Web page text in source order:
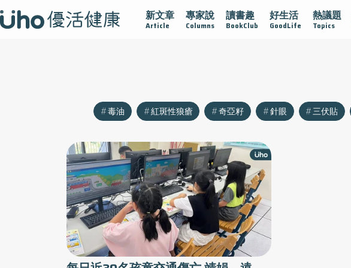
新文章
Article
專家說
Columns
讀書趣
BookClub
好生活
GoodLife
熱議題
Topics
黏 守護腺在 疫情保衛戰 再生醫學 愛的未來視 認識攝護腺肥大
毒油 紅斑性狼瘡 奇亞籽 針眼 三伏貼